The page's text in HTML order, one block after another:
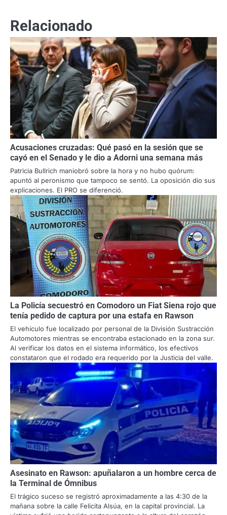
Relacionado
Acusaciones cruzadas: Qué pasó en la sesión que se
cayó en el Senado y le dio a Adorni una semana más
Patricia Bullrich maniobró sobre la hora y no hubo quórum:
apuntó al peronismo que tampoco se sentó. La oposición dio sus
explicaciones. El PRO se diferenció.
La Policía secuestró en Comodoro un Fiat Siena rojo que
tenía pedido de captura por una estafa en Rawson
El vehículo fue localizado por personal de la División Sustracción
Automotores mientras se encontraba estacionado en la zona sur.
Al verificar los datos en el sistema informático, los efectivos
constataron que el rodado era requerido por la Justicia del valle.
Asesinato en Rawson: apuñalaron a un hombre cerca de
la Terminal de Ómnibus
El trágico suceso se registró aproximadamente a las 4:30 de la
mañana sobre la calle Felicita Alsúa, en la capital provincial. La